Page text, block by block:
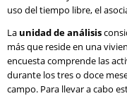
uso del tiempo libre, el
La unidad de análisis
más que reside en una
encuesta comprende las
durante los tres o doce
campo. Para llevar a cabo